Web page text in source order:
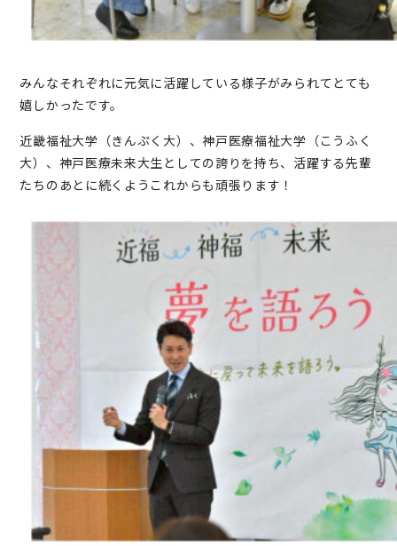
みんなそれぞれに元気に活躍している様子がみられてとても
嬉しかったです。
近畿福祉大学（きんぷく大）、神戸医療福祉大学（こうふく
大）、神戸医療未来大生としての誇りを持ち、活躍する先輩
たちのあとに続くようこれからも頑張ります！